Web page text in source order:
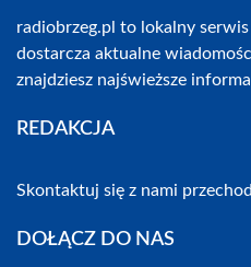
radiobrzeg.pl to lokalny
dostarcza aktualne
znajdziesz najświeższe
REDAKCJA
Skontaktuj się z nami
DOŁĄCZ DO NAS